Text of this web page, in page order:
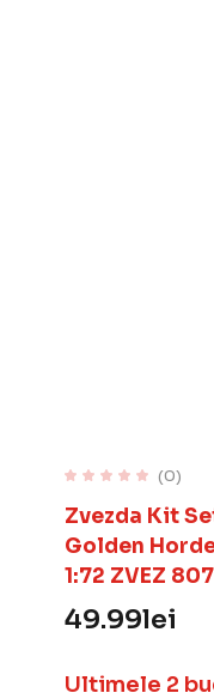
(0)
Zvezda Kit
Golden
1:72 ZVEZ
49.99lei
Ultimele 2